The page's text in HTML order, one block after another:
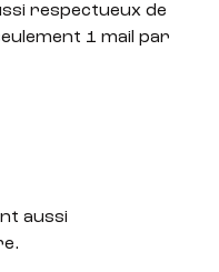
respectueux de
1 mail par
aussi